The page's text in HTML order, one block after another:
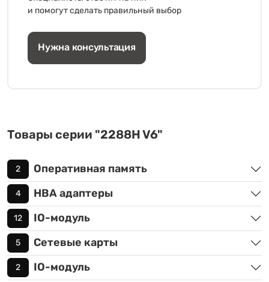
и помогут сделать правильный выбор
Нужна консультация
Товары серии "2288H V6"
2 Оперативная память
4 HBA адаптеры
12 IO-модуль
5 Сетевые карты
2 IO-модуль